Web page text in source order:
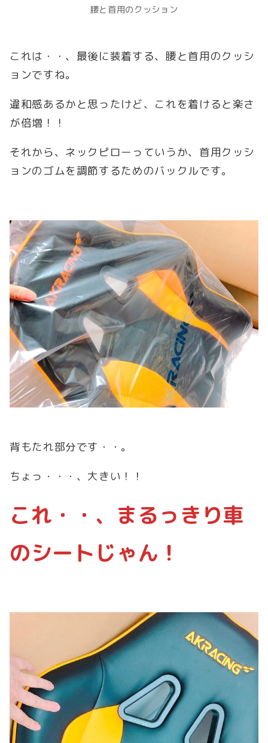
腰と首用のクッション
これは・・、最後に装着する、腰と首用のクッシ
ョンですね。
違和感あるかと思ったけど、これを着けると楽さ
が倍増！！
それから、ネックピローっていうか、首用クッシ
ョンのゴムを調節するためのバックルです。
背もたれ部分です・・。
ちょっ・・・、大きい！！
これ・・、まるっきり車
のシートじゃん！